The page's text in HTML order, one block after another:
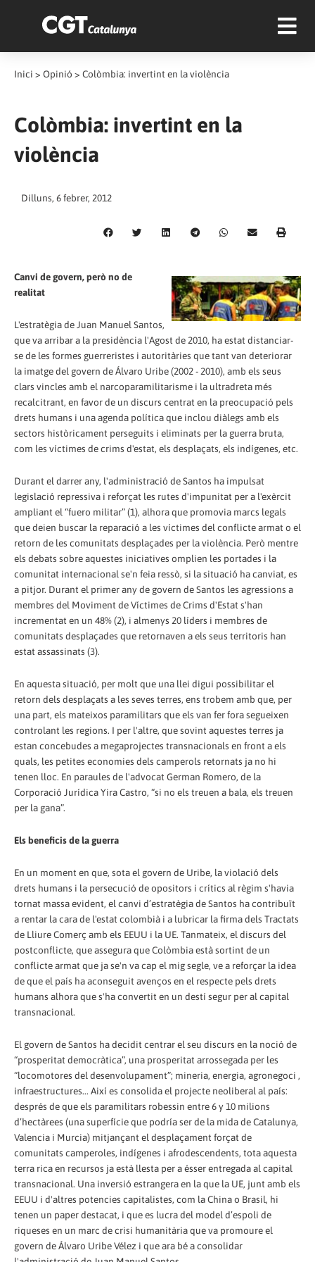
Inici > Opinió > Colòmbia: invertint en la violència
Colòmbia: invertint en la
violència
Dilluns, 6 febrer, 2012
Canvi de govern, però no de
realitat
L'estratègia de Juan Manuel Santos,
que va arribar a la presidència l'Agost de 2010, ha estat distanciar-
se de les formes guerreristes i autoritàries que tant van deteriorar
la imatge del govern de Álvaro Uribe (2002 - 2010), amb els seus
clars vincles amb el narcoparamilitarisme i la ultradreta més
recalcitrant, en favor de un discurs centrat en la preocupació pels
drets humans i una agenda política que inclou diàlegs amb els
sectors històricament perseguits i eliminats per la guerra bruta,
com les víctimes de crims d'estat, els desplaçats, els indígenes, etc.
Durant el darrer any, l'administració de Santos ha impulsat
legislació repressiva i reforçat les rutes d'impunitat per a l'exèrcit
ampliant el “fuero militar” (1), alhora que promovia marcs legals
que deien buscar la reparació a les víctimes del conflicte armat o el
retorn de les comunitats desplaçades per la violència. Però mentre
els debats sobre aquestes iniciatives omplien les portades i la
comunitat internacional se'n feia ressò, si la situació ha canviat, es
a pitjor. Durant el primer any de govern de Santos les agressions a
membres del Moviment de Víctimes de Crims d'Estat s'han
incrementat en un 48% (2), i almenys 20 líders i membres de
comunitats desplaçades que retornaven a els seus territoris han
estat assassinats (3).
En aquesta situació, per molt que una llei digui possibilitar el
retorn dels desplaçats a les seves terres, ens trobem amb que, per
una part, els mateixos paramilitars que els van fer fora segueixen
controlant les regions. I per l'altre, que sovint aquestes terres ja
estan concebudes a megaprojectes transnacionals en front a els
quals, les petites economies dels camperols retornats ja no hi
tenen lloc. En paraules de l'advocat German Romero, de la
Corporació Jurídica Yira Castro, “si no els treuen a bala, els treuen
per la gana”.
Els beneficis de la guerra
En un moment en que, sota el govern de Uribe, la violació dels
drets humans i la persecució de opositors i crítics al règim s'havia
tornat massa evident, el canvi d’estratègia de Santos ha contribuït
a rentar la cara de l'estat colombià i a lubricar la firma dels Tractats
de Lliure Comerç amb els EEUU i la UE. Tanmateix, el discurs del
postconflicte, que assegura que Colòmbia està sortint de un
conflicte armat que ja se'n va cap el mig segle, ve a reforçar la idea
de que el país ha aconseguit avenços en el respecte pels drets
humans alhora que s'ha convertit en un destí segur per al capital
transnacional.
El govern de Santos ha decidit centrar el seu discurs en la noció de
“prosperitat democràtica”, una prosperitat arrossegada per les
“locomotores del desenvolupament”; mineria, energia, agronegoci ,
infraestructures... Així es consolida el projecte neoliberal al país:
després de que els paramilitars robessin entre 6 y 10 milions
d’hectàrees (una superfície que podría ser de la mida de Catalunya,
Valencia i Murcia) mitjançant el desplaçament forçat de
comunitats camperoles, indígenes i afrodescendents, tota aquesta
terra rica en recursos ja està llesta per a ésser entregada al capital
transnacional. Una inversió estrangera en la que la UE, junt amb els
EEUU i d'altres potencies capitalistes, com la China o Brasil, hi
tenen un paper destacat, i que es lucra del model d’espoli de
riqueses en un marc de crisi humanitària que va promoure el
govern de Álvaro Uribe Vélez i que ara bé a consolidar